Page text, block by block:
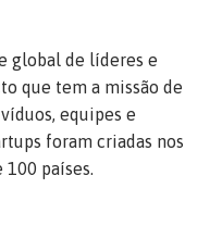
global de líderes e
que tem a missão de
equipes e
foram criadas nos
países.